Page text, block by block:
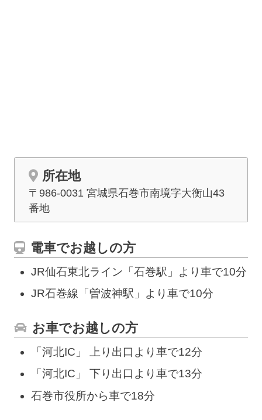
所在地
〒986-0031 宮城県石巻市南境字大衡山43
番地
電車でお越しの方
JR仙石東北ライン「石巻駅」より車で10分
JR石巻線「曽波神駅」より車で10分
お車でお越しの方
「河北IC」 上り出口より車で12分
「河北IC」 下り出口より車で13分
石巻市役所から車で18分